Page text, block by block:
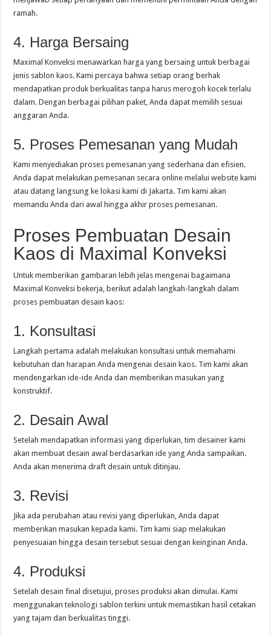
ramah.
4. Harga Bersaing
Maximal Konveksi menawarkan harga yang bersaing untuk berbagai
jenis sablon kaos. Kami percaya bahwa setiap orang berhak
mendapatkan produk berkualitas tanpa harus merogoh kocek terlalu
dalam. Dengan berbagai pilihan paket, Anda dapat memilih sesuai
anggaran Anda.
5. Proses Pemesanan yang Mudah
Kami menyediakan proses pemesanan yang sederhana dan efisien.
Anda dapat melakukan pemesanan secara online melalui website kami
atau datang langsung ke lokasi kami di Jakarta. Tim kami akan
memandu Anda dari awal hingga akhir proses pemesanan.
Proses Pembuatan Desain
Kaos di Maximal Konveksi
Untuk memberikan gambaran lebih jelas mengenai bagaimana
Maximal Konveksi bekerja, berikut adalah langkah-langkah dalam
proses pembuatan desain kaos:
1. Konsultasi
Langkah pertama adalah melakukan konsultasi untuk memahami
kebutuhan dan harapan Anda mengenai desain kaos. Tim kami akan
mendengarkan ide-ide Anda dan memberikan masukan yang
konstruktif.
2. Desain Awal
Setelah mendapatkan informasi yang diperlukan, tim desainer kami
akan membuat desain awal berdasarkan ide yang Anda sampaikan.
Anda akan menerima draft desain untuk ditinjau.
3. Revisi
Jika ada perubahan atau revisi yang diperlukan, Anda dapat
memberikan masukan kepada kami. Tim kami siap melakukan
penyesuaian hingga desain tersebut sesuai dengan keinginan Anda.
4. Produksi
Setelah desain final disetujui, proses produksi akan dimulai. Kami
menggunakan teknologi sablon terkini untuk memastikan hasil cetakan
yang tajam dan berkualitas tinggi.